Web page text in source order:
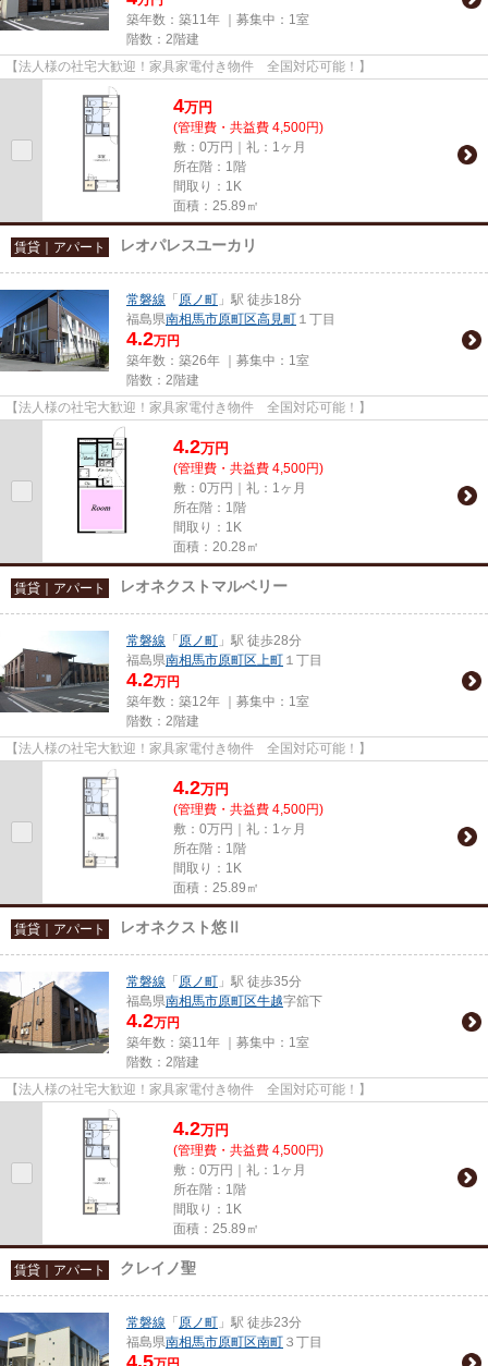
築年数：築11年 ｜募集中： 1室
階数：2階建
【法人様の社宅大歓迎！家具家電付き物件 全国対応可能！】
4万円
(管理費・共益費 4,500円)
敷：0万円｜礼：1ヶ月
所在階：1階
間取り：1K
面積：25.89㎡
賃貸｜アパート レオパレスユーカリ
常磐線 「 原ノ町 」駅 徒歩18分
福島県南相馬市原町区高見町 １丁目
4.2万円
築年数：築26年 ｜募集中： 1室
階数：2階建
【法人様の社宅大歓迎！家具家電付き物件 全国対応可能！】
4.2万円
(管理費・共益費 4,500円)
敷：0万円｜礼：1ヶ月
所在階：1階
間取り：1K
面積：20.28㎡
賃貸｜アパート レオネクストマルベリー
常磐線 「 原ノ町 」駅 徒歩28分
福島県南相馬市原町区上町 １丁目
4.2万円
築年数：築12年 ｜募集中： 1室
階数：2階建
【法人様の社宅大歓迎！家具家電付き物件 全国対応可能！】
4.2万円
(管理費・共益費 4,500円)
敷：0万円｜礼：1ヶ月
所在階：1階
間取り：1K
面積：25.89㎡
賃貸｜アパート レオネクスト悠Ⅱ
常磐線 「 原ノ町 」駅 徒歩35分
福島県南相馬市原町区牛越字舘下
4.2万円
築年数：築11年 ｜募集中： 1室
階数：2階建
【法人様の社宅大歓迎！家具家電付き物件 全国対応可能！】
4.2万円
(管理費・共益費 4,500円)
敷：0万円｜礼：1ヶ月
所在階：1階
間取り：1K
面積：25.89㎡
賃貸｜アパート クレイノ聖
常磐線 「 原ノ町 」駅 徒歩23分
福島県南相馬市原町区南町 ３丁目
4.5